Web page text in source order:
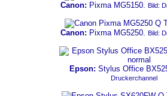
Canon: Pixma MG5150. Bild:
Canon: Pixma MG5250. Bild:
Epson: Stylus Office
Druckerchannel